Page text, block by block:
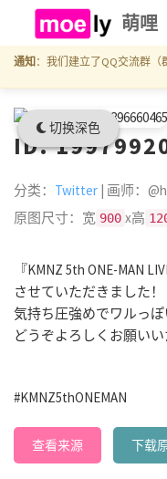
切换深色
萌哩
通知 ：我们建立了QQ交流群（
ID:
分类： Twitter | 画师：
原图尺寸：宽 900 x高
『KMNZ 5th ONE-MAN
させていただきました！
気持ち圧強めでワルっぽ
どうぞよろしくお願い
#KMNZ5thONEMAN
查看来源 下载